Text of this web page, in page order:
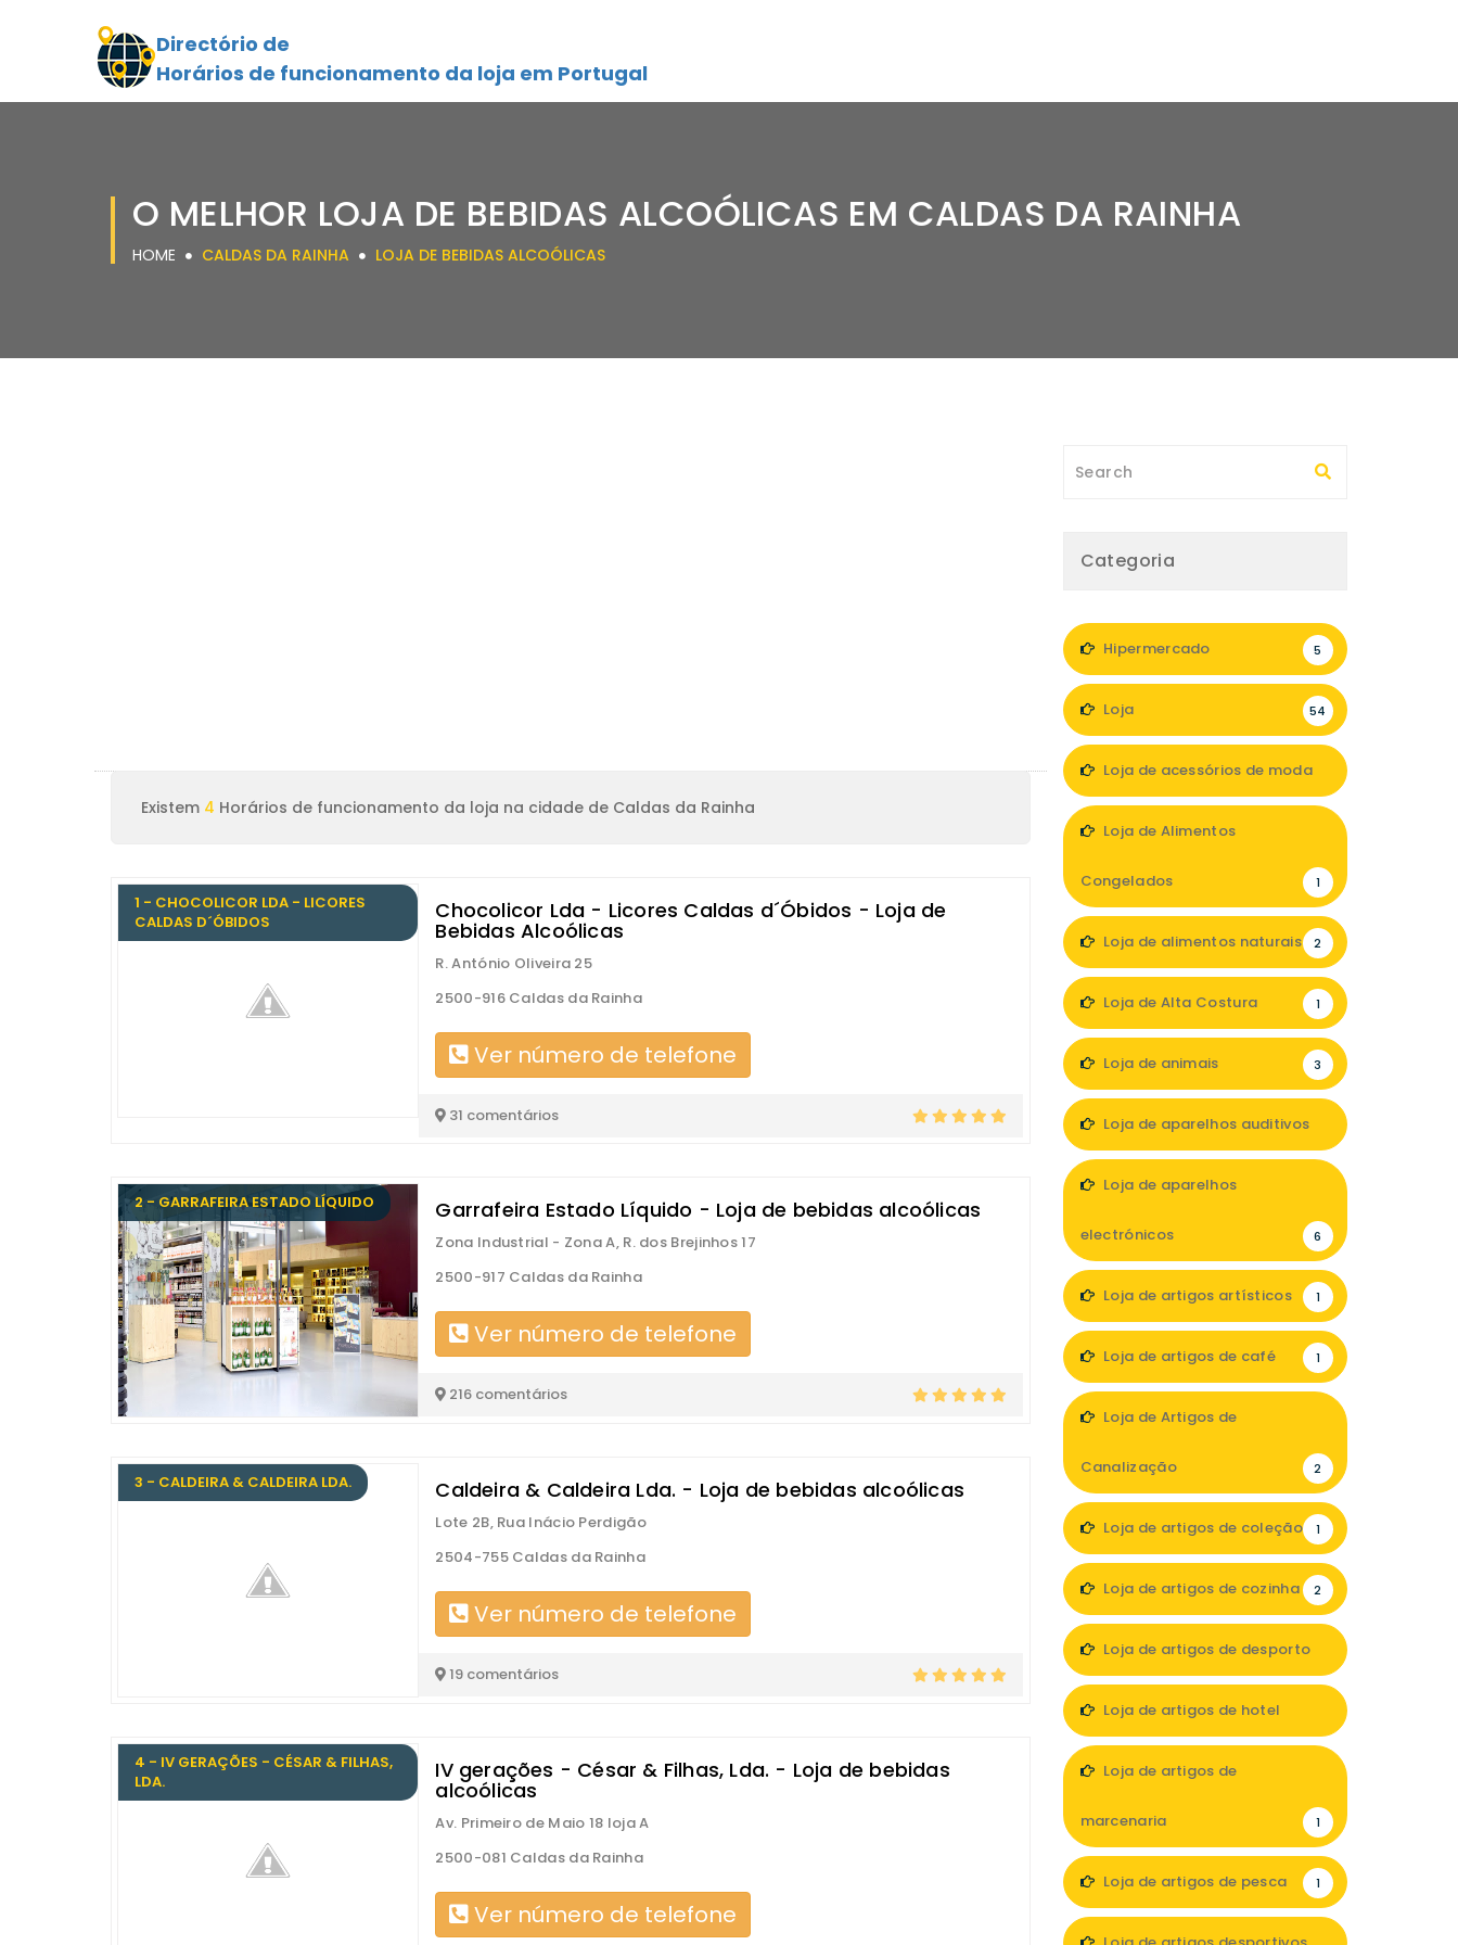
Directório de
Horários de funcionamento da loja em Portugal
O MELHOR LOJA DE BEBIDAS ALCOÓLICAS EM CALDAS DA RAINHA
HOME CALDAS DA RAINHA LOJA DE BEBIDAS ALCOÓLICAS
Existem 4 Horários de funcionamento da loja na cidade de Caldas da Rainha
1 - CHOCOLICOR LDA - LICORES
CALDAS D´ÓBIDOS
Chocolicor Lda - Licores Caldas d´Óbidos - Loja de
Bebidas Alcoólicas
R. António Oliveira 25
2500-916 Caldas da Rainha
Ver número de telefone
31 comentários
2 - GARRAFEIRA ESTADO LÍQUIDO Garrafeira Estado Líquido - Loja de bebidas alcoólicas
Zona Industrial - Zona A, R. dos Brejinhos 17
2500-917 Caldas da Rainha
Ver número de telefone
216 comentários
3 - CALDEIRA & CALDEIRA LDA. Caldeira & Caldeira Lda. - Loja de bebidas alcoólicas
Lote 2B, Rua Inácio Perdigão
2504-755 Caldas da Rainha
Ver número de telefone
19 comentários
4 - IV GERAÇÕES - CÉSAR & FILHAS,
LDA.
IV gerações - César & Filhas, Lda. - Loja de bebidas
alcoólicas
Av. Primeiro de Maio 18 loja A
2500-081 Caldas da Rainha
Ver número de telefone
Categoria
Hipermercado 5
Loja 54
Loja de acessórios de moda
Loja de Alimentos
Congelados 1
Loja de alimentos naturais 2
Loja de Alta Costura 1
Loja de animais 3
Loja de aparelhos auditivos
Loja de aparelhos
electrónicos 6
Loja de artigos artísticos 1
Loja de artigos de café 1
Loja de Artigos de
Canalização 2
Loja de artigos de coleção 1
Loja de artigos de cozinha 2
Loja de artigos de desporto
Loja de artigos de hotel
Loja de artigos de
marcenaria 1
Loja de artigos de pesca 1